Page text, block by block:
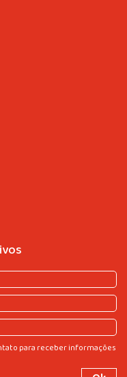
para receber informações